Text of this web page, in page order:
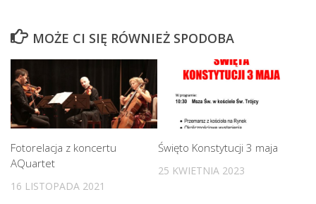
MOŻE CI SIĘ RÓWNIEŻ SPODOBA
Fotorelacja z koncertu
AQuartet
16 LISTOPADA 2021
Święto Konstytucji 3 maja
25 KWIETNIA 2023